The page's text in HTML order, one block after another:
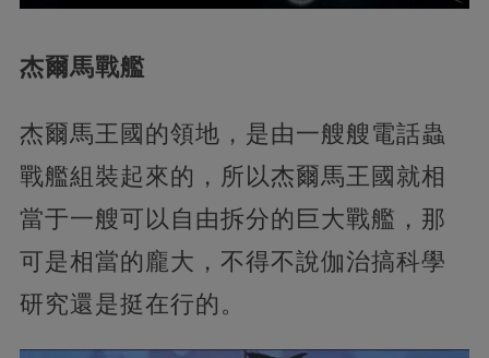
杰爾馬戰艦
杰爾馬王國的領地，是由一艘艘電話蟲
戰艦組裝起來的，所以杰爾馬王國就相
當于一艘可以自由拆分的巨大戰艦，那
可是相當的龐大，不得不說伽治搞科學
研究還是挺在行的。